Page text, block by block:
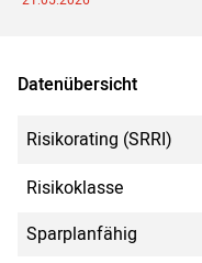
Datenübersicht
Risikorating (SRRI)
Risikoklasse
Sparplanfähig